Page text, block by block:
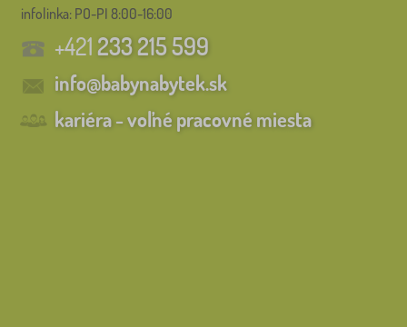
infolinka: PO-PI 8:00-16:00
+421233 215 599
info@babynabytek.sk
kariéra - voľné pracovné miesta